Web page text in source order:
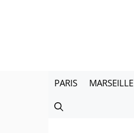
PARIS MARSEILLE